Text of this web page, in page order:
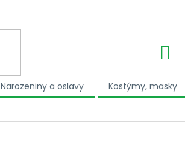
Narozeniny a oslavy Kostýmy, masky